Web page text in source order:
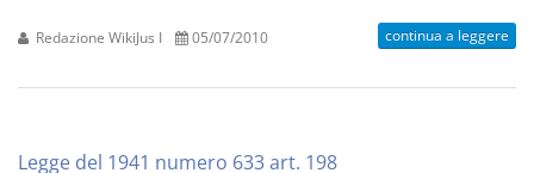
Redazione WikiJus I 05/07/2010 continua a leggere
Legge del 1941 numero 633 art. 198